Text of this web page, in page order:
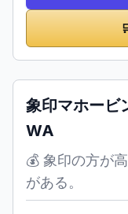
象印マホービ
WA
💰 象印の方が
がある。